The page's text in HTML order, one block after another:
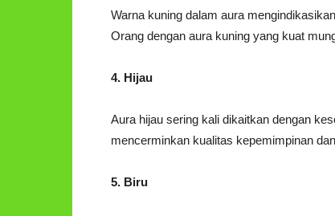
Warna kuning dalam aura
Orang dengan aura kuning yang kuat
4. Hijau
Aura hijau sering kali dikaitkan dengan
mencerminkan kualitas kepemimpinan
5. Biru